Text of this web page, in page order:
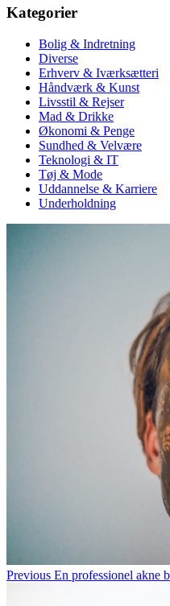
Kategorier
Bolig & Indretning
Diverse
Erhverv & Iværksætteri
Håndværk & Kunst
Livsstil & Rejser
Mad & Drikke
Økonomi & Penge
Sundhed & Velvære
Teknologi & IT
Tøj & Mode
Uddannelse & Karriere
Underholdning
Previous En professionel akne